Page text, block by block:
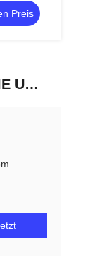
Preis
KONTAKTIEREN SIE UNS